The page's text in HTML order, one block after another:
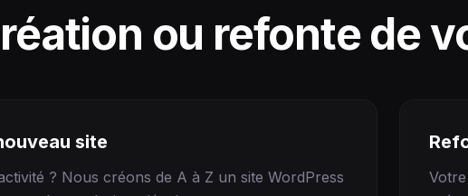
ou refonte de
site
? Nous créons de A à Z un site WordPress